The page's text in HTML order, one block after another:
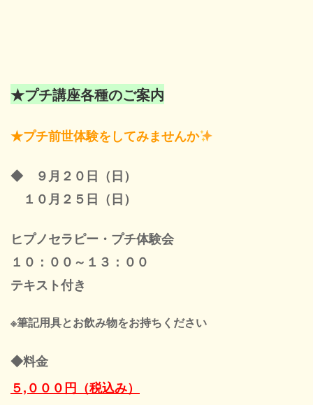
★プチ講座各種のご案内
★プチ前世体験をしてみませんか
◆ ９月２０日（日）
１０月２５日（日）
ヒプノセラピー・プチ体験会
１０：００～１３：００
テキスト付き
※筆記用具とお飲み物をお持ちください
◆料金
５,０００円（税込み）